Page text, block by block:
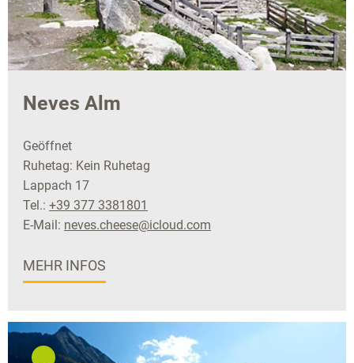
Neves Alm
Geöffnet
Ruhetag: Kein Ruhetag
Lappach 17
Tel.: +39 377 3381801
E-Mail: neves.cheese@icloud.com
MEHR INFOS